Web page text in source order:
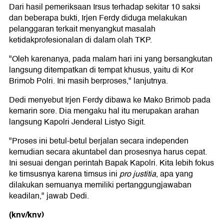
Dari hasil pemeriksaan Irsus terhadap sekitar 10 saksi
dan beberapa bukti, Irjen Ferdy diduga melakukan
pelanggaran terkait menyangkut masalah
ketidakprofesionalan di dalam olah TKP.
"Oleh karenanya, pada malam hari ini yang bersangkutan
langsung ditempatkan di tempat khusus, yaitu di Kor
Brimob Polri. Ini masih berproses," lanjutnya.
Dedi menyebut Irjen Ferdy dibawa ke Mako Brimob pada
kemarin sore. Dia mengaku hal itu merupakan arahan
langsung Kapolri Jenderal Listyo Sigit.
"Proses ini betul-betul berjalan secara independen
kemudian secara akuntabel dan prosesnya harus cepat.
Ini sesuai dengan perintah Bapak Kapolri. Kita lebih fokus
ke timsusnya karena timsus inipro justitia, apa yang
dilakukan semuanya memiliki pertanggungjawaban
keadilan," jawab Dedi.
(knv/knv)